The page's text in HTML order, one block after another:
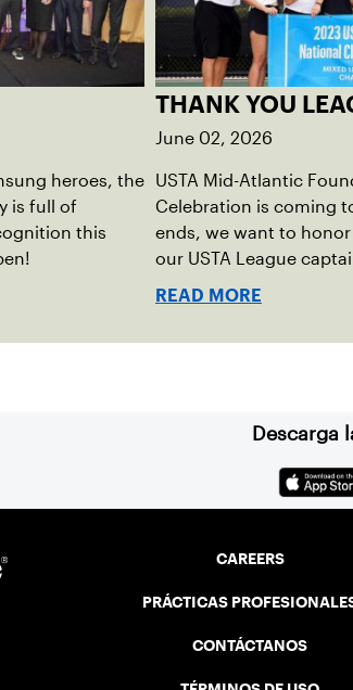
heroes, the
is full of
this
THANK YOU
June 02, 2026
USTA Mid-Atlantic
Celebration is coming
ends, we want to
our USTA League
make the past 100
READ MORE
Descarga
CAREERS
PRÁCTICAS
CONTÁCTANOS